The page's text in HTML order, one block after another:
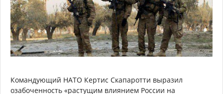
Командующий НАТО Кертис Скапаротти выразил
озабоченность «растущим влиянием России на